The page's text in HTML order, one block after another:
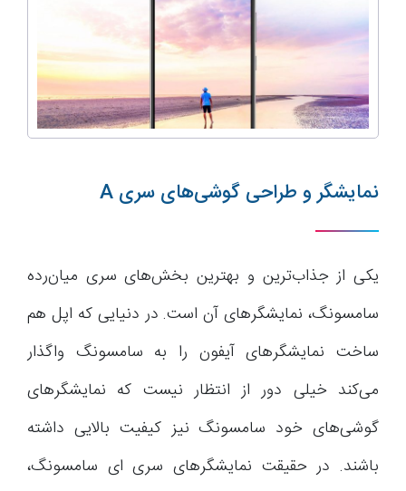
نمایشگر و طراحی گوشی‌های سری A
یکی از جذاب‌ترین و بهترین بخش‌های سری میان‌رده
سامسونگ، نمایشگرهای آن است. در دنیایی که اپل هم
ساخت نمایشگرهای آیفون را به سامسونگ واگذار
می‌کند خیلی دور از انتظار نیست که نمایشگرهای
گوشی‌های خود سامسونگ نیز کیفیت بالایی داشته
باشند. در حقیقت نمایشگرهای سری ای سامسونگ،